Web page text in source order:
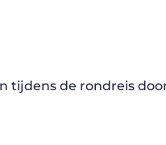
tijdens de rondreis